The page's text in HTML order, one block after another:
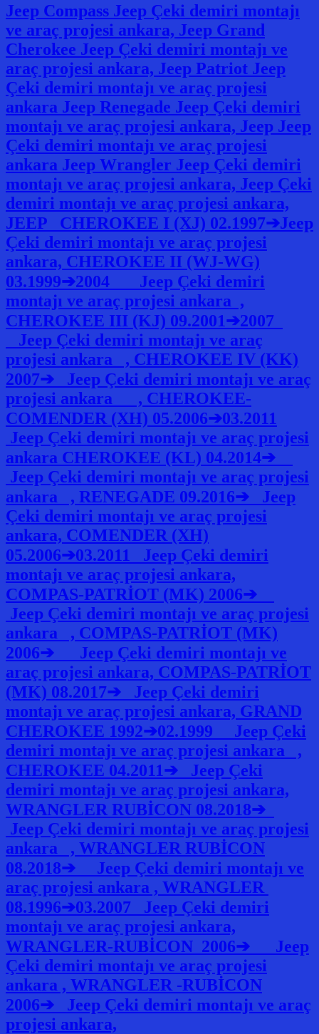
Jeep Compass Jeep Çeki demiri montajı
ve araç projesi ankara, Jeep Grand
Cherokee Jeep Çeki demiri montajı ve
araç projesi ankara, Jeep Patriot Jeep
Çeki demiri montajı ve araç projesi
ankara Jeep Renegade Jeep Çeki demiri
montajı ve araç projesi ankara, Jeep Jeep
Çeki demiri montajı ve araç projesi
ankara Jeep Wrangler Jeep Çeki demiri
montajı ve araç projesi ankara, Jeep Çeki
demiri montajı ve araç projesi ankara,
JEEP CHEROKEE I (XJ) 02.1997➔Jeep
Çeki demiri montajı ve araç projesi
ankara, CHEROKEE II (WJ-WG)
03.1999➔2004 Jeep Çeki demiri
montajı ve araç projesi ankara ,
CHEROKEE III (KJ) 09.2001➔2007
Jeep Çeki demiri montajı ve araç
projesi ankara , CHEROKEE IV (KK)
2007➔ Jeep Çeki demiri montajı ve araç
projesi ankara , CHEROKEE-
COMENDER (XH) 05.2006➔03.2011
Jeep Çeki demiri montajı ve araç projesi
ankara CHEROKEE (KL) 04.2014➔
Jeep Çeki demiri montajı ve araç projesi
ankara , RENEGADE 09.2016➔ Jeep
Çeki demiri montajı ve araç projesi
ankara, COMENDER (XH)
05.2006➔03.2011 Jeep Çeki demiri
montajı ve araç projesi ankara,
COMPAS-PATRİOT (MK) 2006➔
Jeep Çeki demiri montajı ve araç projesi
ankara , COMPAS-PATRİOT (MK)
2006➔ Jeep Çeki demiri montajı ve
araç projesi ankara, COMPAS-PATRİOT
(MK) 08.2017➔ Jeep Çeki demiri
montajı ve araç projesi ankara, GRAND
CHEROKEE 1992➔02.1999 Jeep Çeki
demiri montajı ve araç projesi ankara ,
CHEROKEE 04.2011➔ Jeep Çeki
demiri montajı ve araç projesi ankara,
WRANGLER RUBİCON 08.2018➔
Jeep Çeki demiri montajı ve araç projesi
ankara , WRANGLER RUBİCON
08.2018➔ Jeep Çeki demiri montajı ve
araç projesi ankara , WRANGLER
08.1996➔03.2007 Jeep Çeki demiri
montajı ve araç projesi ankara,
WRANGLER-RUBİCON 2006➔ Jeep
Çeki demiri montajı ve araç projesi
ankara , WRANGLER -RUBİCON
2006➔ Jeep Çeki demiri montajı ve araç
projesi ankara,